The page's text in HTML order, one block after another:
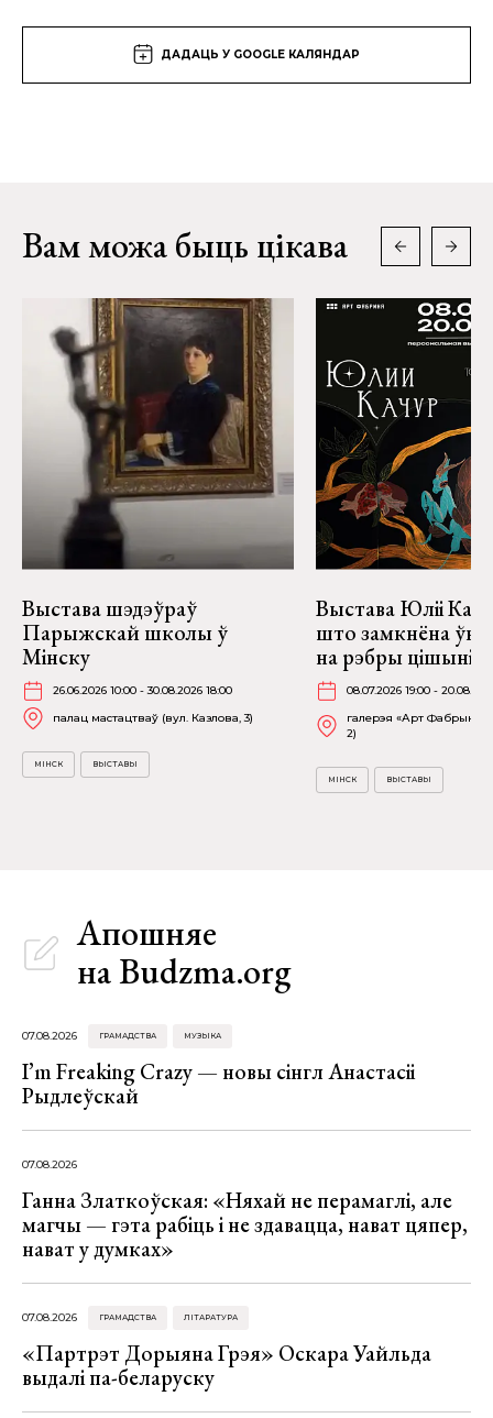
ДАДАЦЬ У GOOGLE КАЛЯНДАР
Вам можа быць цікава
Выстава шэдэўраў
Парыжскай школы ў
Мінску
26.06.2026 10:00 - 30.08.2026 18:00
палац мастацтваў (вул. Казлова, 3)
МІНСК ВЫСТАВЫ
Выстава Юліі
што замкнёна
на рэбры цішыні»
08.07.2026 19:00 -
галерэя «Арт Фабрыка»
2)
МІНСК ВЫСТАВЫ
Апошняе
на Budzma.org
07.08.2026 ГРАМАДСТВА МУЗЫКА
I’m Freaking Crazy — новы сінгл Анастасіі
Рыдлеўскай
07.08.2026
Ганна Златкоўская: «Няхай не перамаглі, але
магчы — гэта рабіць і не здавацца, нават цяпер,
нават у думках»
07.08.2026 ГРАМАДСТВА ЛІТАРАТУРА
«Партрэт Дорыяна Грэя» Оскара Уайльда
выдалі па-беларуску